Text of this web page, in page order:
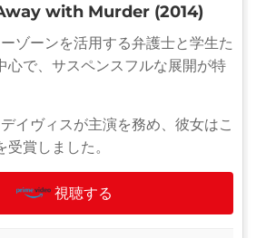
with Murder (2014)
ゾーンを活用する弁護士と学生た
心で、サスペンスフルな展開が特
イヴィスが主演を務め、彼女はこ
賞しました。
視聴する